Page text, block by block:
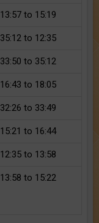
13:57 to 15:19
35:12 to 12:35
33:50 to 35:12
16:43 to 18:05
32:26 to 33:49
15:21 to 16:44
12:35 to 13:58
13:58 to 15:22